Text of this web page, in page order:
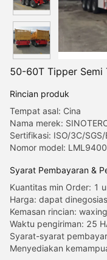
50-60T Tipper Semi
Rincian produk
Tempat asal: Cina
Nama merek:
Sertifikasi: ISO/3C/SGS/
Nomor model:
Syarat Pembayaran &
Kuantitas min Order: 1
Harga: dapat
Kemasan rincian: waxing
Waktu pengiriman: 25
Syarat-syarat
Menyediakan